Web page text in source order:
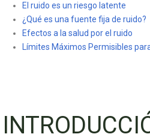
El ruido es un riesgo latente
¿Qué es una fuente fija de ruido?
Efectos a la salud por el ruido
Límites Máximos Permisibles